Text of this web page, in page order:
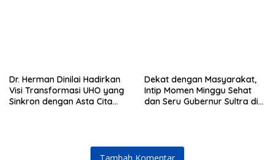
Dr. Herman Dinilai Hadirkan
Visi Transformasi UHO yang
Sinkron dengan Asta Cita
Dekat dengan Masyarakat,
Intip Momen Minggu Sehat
dan Seru Gubernur Sultra di